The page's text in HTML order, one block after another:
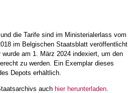
die Tarife sind im Ministerialerlass vom
im Belgischen Staatsblatt veröffentlicht
am 1. März 2024 indexiert, um den
zu werden. Ein Exemplar dieses
Depots erhältlich.
auch hier herunterladen.